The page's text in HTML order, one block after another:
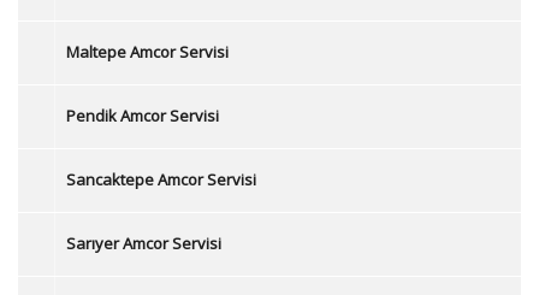
Maltepe Amcor Servisi
Pendik Amcor Servisi
Sancaktepe Amcor Servisi
Sarıyer Amcor Servisi